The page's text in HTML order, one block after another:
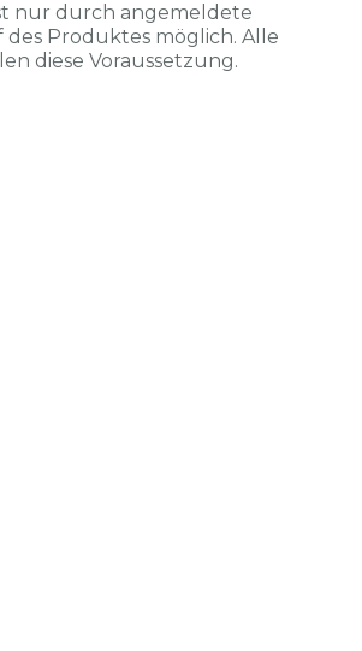
nur durch angemeldete
Produktes möglich. Alle
diese Voraussetzung.